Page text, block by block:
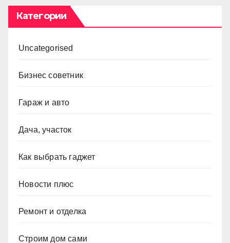
Категории
Uncategorised
Бизнес советник
Гараж и авто
Дача, участок
Как выбрать гаджет
Новости плюс
Ремонт и отделка
Строим дом сами